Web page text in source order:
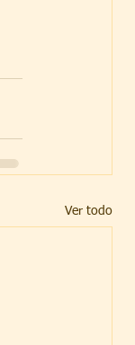
Ver todo